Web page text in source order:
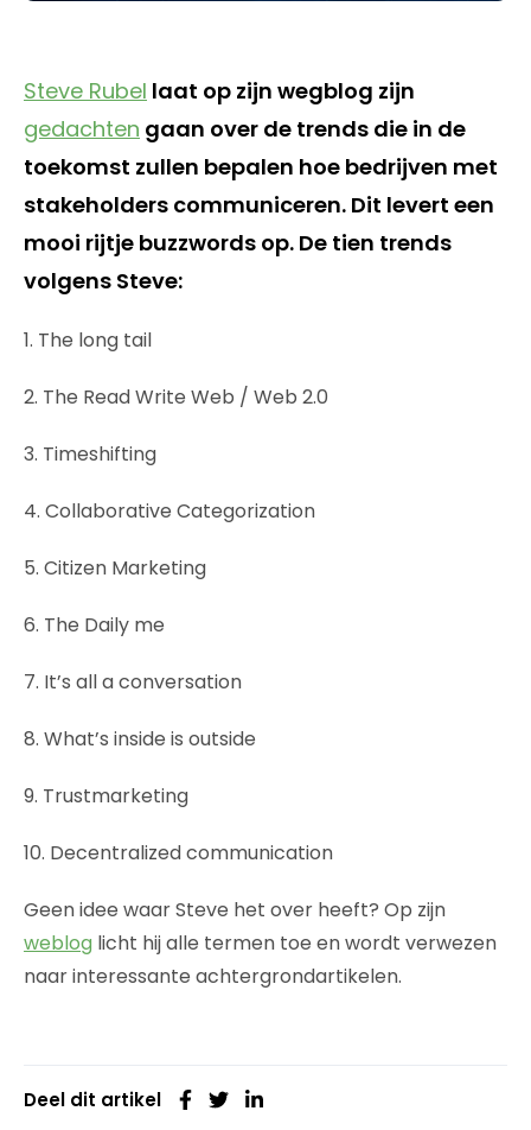
Steve Rubel laat op zijn wegblog zijn
gedachten gaan over de trends die in de
toekomst zullen bepalen hoe bedrijven met
stakeholders communiceren. Dit levert een
mooi rijtje buzzwords op. De tien trends
volgens Steve:
1. The long tail
2. The Read Write Web / Web 2.0
3. Timeshifting
4. Collaborative Categorization
5. Citizen Marketing
6. The Daily me
7. It’s all a conversation
8. What’s inside is outside
9. Trustmarketing
10. Decentralized communication
Geen idee waar Steve het over heeft? Op zijn
weblog licht hij alle termen toe en wordt verwezen
naar interessante achtergrondartikelen.
Deel dit artikel